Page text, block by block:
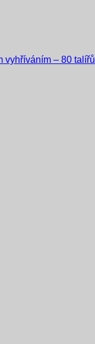
vyhříváním – 80 talířů